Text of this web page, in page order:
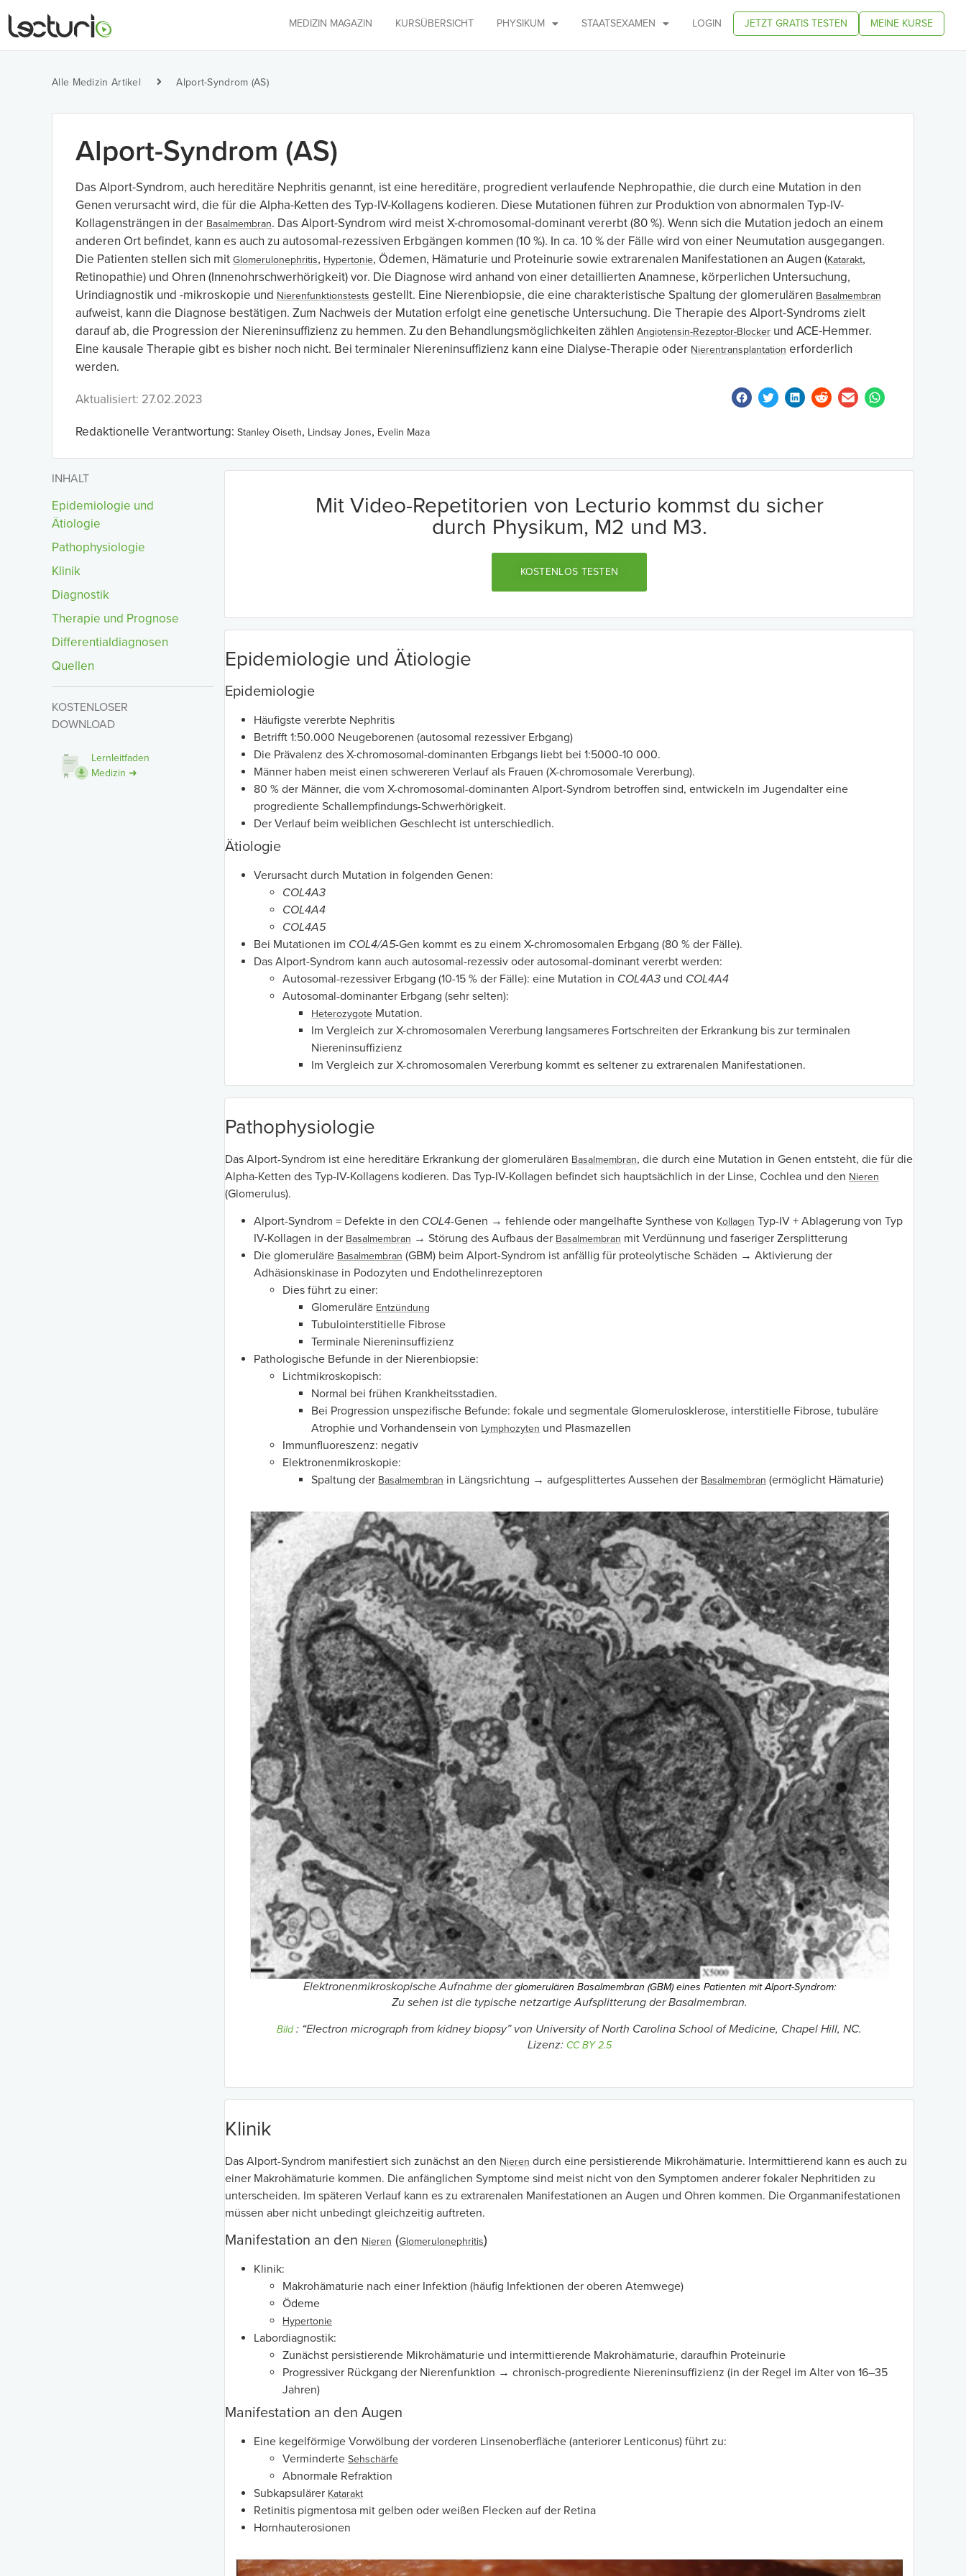
MEDIZIN MAGAZIN KURSÜBERSICHT PHYSIKUM STAATSEXAMEN LOGIN JETZT GRATIS TESTEN MEINE KURSE
Alle Medizin Artikel Alport-Syndrom (AS)
Alport-Syndrom (AS)
Das Alport-Syndrom, auch hereditäre Nephritis genannt, ist eine hereditäre, progredient verlaufende Nephropathie, die durch eine Mutation in den
Genen verursacht wird, die für die Alpha-Ketten des Typ-IV-Kollagens kodieren. Diese Mutationen führen zur Produktion von abnormalen Typ-IV-
Kollagensträngen in der Basalmembran. Das Alport-Syndrom wird meist X-chromosomal-dominant vererbt (80 %). Wenn sich die Mutation jedoch an einem
anderen Ort befindet, kann es auch zu autosomal-rezessiven Erbgängen kommen (10 %). In ca. 10 % der Fälle wird von einer Neumutation ausgegangen.
Die Patienten stellen sich mit Glomerulonephritis, Hypertonie, Ödemen, Hämaturie und Proteinurie sowie extrarenalen Manifestationen an Augen (Katarakt,
Retinopathie) und Ohren (Innenohrschwerhörigkeit) vor. Die Diagnose wird anhand von einer detaillierten Anamnese, körperlichen Untersuchung,
Urindiagnostik und -mikroskopie und Nierenfunktionstests gestellt. Eine Nierenbiopsie, die eine charakteristische Spaltung der glomerulären Basalmembran
aufweist, kann die Diagnose bestätigen. Zum Nachweis der Mutation erfolgt eine genetische Untersuchung. Die Therapie des Alport-Syndroms zielt
darauf ab, die Progression der Niereninsuffizienz zu hemmen. Zu den Behandlungsmöglichkeiten zählen Angiotensin-Rezeptor-Blocker und ACE-Hemmer.
Eine kausale Therapie gibt es bisher noch nicht. Bei terminaler Niereninsuffizienz kann eine Dialyse-Therapie oder Nierentransplantation erforderlich
werden.
Aktualisiert: 27.02.2023
Redaktionelle Verantwortung: Stanley Oiseth, Lindsay Jones, Evelin Maza
INHALT
Epidemiologie und
Ätiologie
Pathophysiologie
Klinik
Diagnostik
Therapie und Prognose
Differentialdiagnosen
Quellen
KOSTENLOSER
DOWNLOAD
Lernleitfaden
Medizin ➜
Mit Video-Repetitorien von Lecturio kommst du sicher
durch Physikum, M2 und M3.
KOSTENLOS TESTEN
Epidemiologie und Ätiologie
Epidemiologie
Häufigste vererbte Nephritis
Betrifft 1:50.000 Neugeborenen (autosomal rezessiver Erbgang)
Die Prävalenz des X-chromosomal-dominanten Erbgangs liebt bei 1:5000-10 000.
Männer haben meist einen schwereren Verlauf als Frauen (X-chromosomale Vererbung).
80 % der Männer, die vom X-chromosomal-dominanten Alport-Syndrom betroffen sind, entwickeln im Jugendalter eine
progrediente Schallempfindungs-Schwerhörigkeit.
Der Verlauf beim weiblichen Geschlecht ist unterschiedlich.
Ätiologie
Verursacht durch Mutation in folgenden Genen:
COL4A3
COL4A4
COL4A5
Bei Mutationen im COL4/A5-Gen kommt es zu einem X-chromosomalen Erbgang (80 % der Fälle).
Das Alport-Syndrom kann auch autosomal-rezessiv oder autosomal-dominant vererbt werden:
Autosomal-rezessiver Erbgang (10-15 % der Fälle): eine Mutation in COL4A3 und COL4A4
Autosomal-dominanter Erbgang (sehr selten):
Heterozygote Mutation.
Im Vergleich zur X-chromosomalen Vererbung langsameres Fortschreiten der Erkrankung bis zur terminalen
Niereninsuffizienz
Im Vergleich zur X-chromosomalen Vererbung kommt es seltener zu extrarenalen Manifestationen.
Pathophysiologie
Das Alport-Syndrom ist eine hereditäre Erkrankung der glomerulären Basalmembran, die durch eine Mutation in Genen entsteht, die für die
Alpha-Ketten des Typ-IV-Kollagens kodieren. Das Typ-IV-Kollagen befindet sich hauptsächlich in der Linse, Cochlea und den Nieren
(Glomerulus).
Alport-Syndrom = Defekte in den COL4-Genen → fehlende oder mangelhafte Synthese von Kollagen Typ-IV + Ablagerung von Typ
IV-Kollagen in der Basalmembran → Störung des Aufbaus der Basalmembran mit Verdünnung und faseriger Zersplitterung
Die glomeruläre Basalmembran (GBM) beim Alport-Syndrom ist anfällig für proteolytische Schäden → Aktivierung der
Adhäsionskinase in Podozyten und Endothelinrezeptoren
Dies führt zu einer:
Glomeruläre Entzündung
Tubulointerstitielle Fibrose
Terminale Niereninsuffizienz
Pathologische Befunde in der Nierenbiopsie:
Lichtmikroskopisch:
Normal bei frühen Krankheitsstadien.
Bei Progression unspezifische Befunde: fokale und segmentale Glomerulosklerose, interstitielle Fibrose, tubuläre
Atrophie und Vorhandensein von Lymphozyten und Plasmazellen
Immunfluoreszenz: negativ
Elektronenmikroskopie:
Spaltung der Basalmembran in Längsrichtung → aufgesplittertes Aussehen der Basalmembran (ermöglicht Hämaturie)
Elektronenmikroskopische Aufnahme derglomerulären Basalmembran (GBM) eines Patienten mit Alport-Syndrom:
Zu sehen ist die typische netzartige Aufsplitterung der Basalmembran.
Bild: “Electron micrograph from kidney biopsy” von University of North Carolina School of Medicine, Chapel Hill, NC.
Lizenz: CC BY 2.5
Klinik
Das Alport-Syndrom manifestiert sich zunächst an den Nieren durch eine persistierende Mikrohämaturie. Intermittierend kann es auch zu
einer Makrohämaturie kommen. Die anfänglichen Symptome sind meist nicht von den Symptomen anderer fokaler Nephritiden zu
unterscheiden. Im späteren Verlauf kann es zu extrarenalen Manifestationen an Augen und Ohren kommen. Die Organmanifestationen
müssen aber nicht unbedingt gleichzeitig auftreten.
Manifestation an den Nieren (Glomerulonephritis)
Klinik:
Makrohämaturie nach einer Infektion (häufig Infektionen der oberen Atemwege)
Ödeme
Hypertonie
Labordiagnostik:
Zunächst persistierende Mikrohämaturie und intermittierende Makrohämaturie, daraufhin Proteinurie
Progressiver Rückgang der Nierenfunktion → chronisch-progrediente Niereninsuffizienz (in der Regel im Alter von 16–35
Jahren)
Manifestation an den Augen
Eine kegelförmige Vorwölbung der vorderen Linsenoberfläche (anteriorer Lenticonus) führt zu:
Verminderte Sehschärfe
Abnormale Refraktion
Subkapsulärer Katarakt
Retinitis pigmentosa mit gelben oder weißen Flecken auf der Retina
Hornhauterosionen